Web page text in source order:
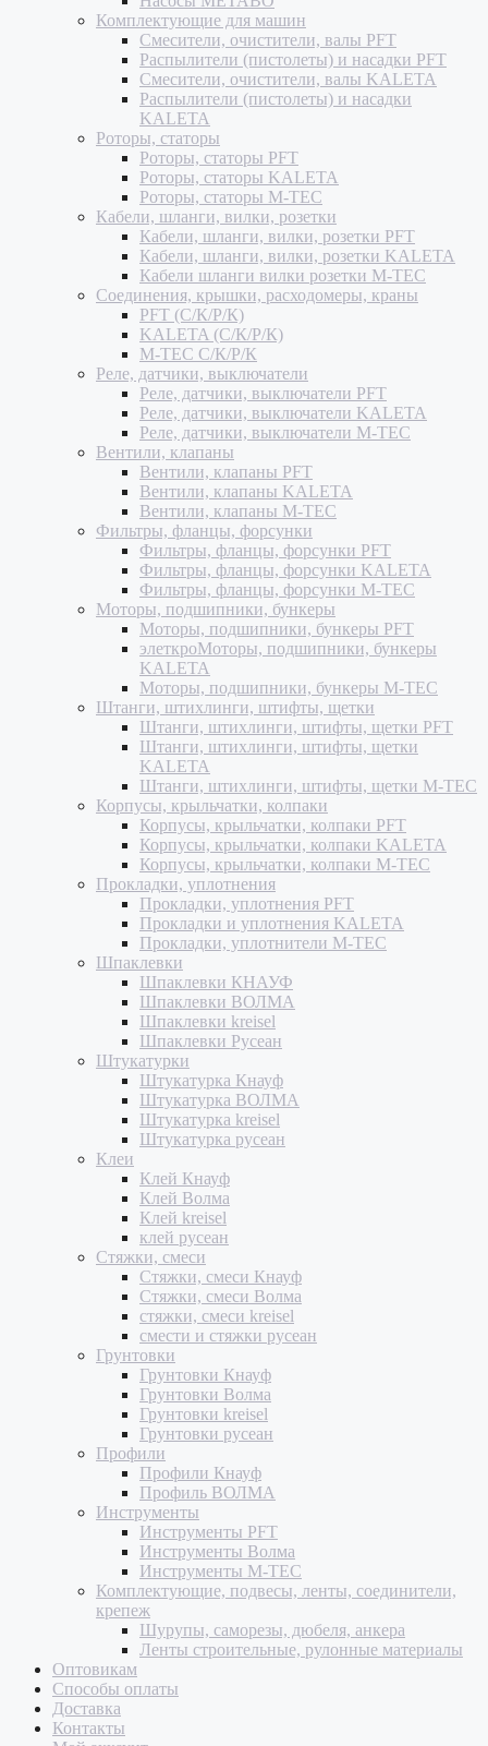
Комплектующие для машин
Смесители, очистители, валы PFT
Распылители (пистолеты) и насадки PFT
Смесители, очистители, валы KALETA
Распылители (пистолеты) и насадки
KALETA
Роторы, статоры
Роторы, статоры PFT
Роторы, статоры KALETA
Роторы, статоры M-TEC
Кабели, шланги, вилки, розетки
Кабели, шланги, вилки, розетки PFT
Кабели, шланги, вилки, розетки KALETA
Кабели шланги вилки розетки M-TEC
Соединения, крышки, расходомеры, краны
PFT (С/К/Р/К)
KALETA (С/К/Р/К)
M-TEC С/К/Р/К
Реле, датчики, выключатели
Реле, датчики, выключатели PFT
Реле, датчики, выключатели KALETA
Реле, датчики, выключатели M-TEC
Вентили, клапаны
Вентили, клапаны PFT
Вентили, клапаны KALETA
Вентили, клапаны M-TEC
Фильтры, фланцы, форсунки
Фильтры, фланцы, форсунки PFT
Фильтры, фланцы, форсунки KALETA
Фильтры, фланцы, форсунки M-TEC
Моторы, подшипники, бункеры
Моторы, подшипники, бункеры PFT
элеткроМоторы, подшипники, бункеры
KALETA
Моторы, подшипники, бункеры M-TEC
Штанги, штихлинги, штифты, щетки
Штанги, штихлинги, штифты, щетки PFT
Штанги, штихлинги, штифты, щетки
KALETA
Штанги, штихлинги, штифты, щетки M-TEC
Корпусы, крыльчатки, колпаки
Корпусы, крыльчатки, колпаки PFT
Корпусы, крыльчатки, колпаки KALETA
Корпусы, крыльчатки, колпаки M-TEC
Прокладки, уплотнения
Прокладки, уплотнения PFT
Прокладки и уплотнения KALETA
Прокладки, уплотнители M-TEC
Шпаклевки
Шпаклевки КНАУФ
Шпаклевки ВОЛМА
Шпаклевки kreisel
Шпаклевки Русеан
Штукатурки
Штукатурка Кнауф
Штукатурка ВОЛМА
Штукатурка kreisel
Штукатурка русеан
Клеи
Клей Кнауф
Клей Волма
Клей kreisel
клей русеан
Стяжки, смеси
Стяжки, смеси Кнауф
Стяжки, смеси Волма
стяжки, смеси kreisel
смести и стяжки русеан
Грунтовки
Грунтовки Кнауф
Грунтовки Волма
Грунтовки kreisel
Грунтовки русеан
Профили
Профили Кнауф
Профиль ВОЛМА
Инструменты
Инструменты PFT
Инструменты Волма
Инструменты M-TEC
Комплектующие, подвесы, ленты, соединители,
крепеж
Шурупы, саморезы, дюбеля, анкера
Ленты строительные, рулонные материалы
Оптовикам
Способы оплаты
Доставка
Контакты